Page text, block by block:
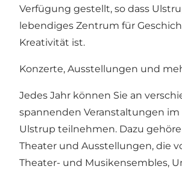
Verfügung gestellt, so dass
lebendiges Zentrum für
Kreativität ist.
Konzerte, Ausstellungen und
Jedes Jahr können Sie an
spannenden Veranstaltungen im
Ulstrup teilnehmen. Dazu
Theater und Ausstellungen, die
Theater- und Musikensembles,